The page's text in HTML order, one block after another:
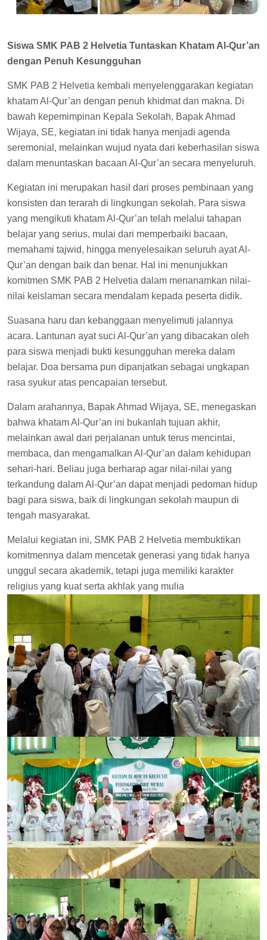
Siswa SMK PAB 2 Helvetia Tuntaskan Khatam Al-Qur’an
dengan Penuh Kesungguhan
SMK PAB 2 Helvetia kembali menyelenggarakan kegiatan
khatam Al-Qur’an dengan penuh khidmat dan makna. Di
bawah kepemimpinan Kepala Sekolah, Bapak Ahmad
Wijaya, SE, kegiatan ini tidak hanya menjadi agenda
seremonial, melainkan wujud nyata dari keberhasilan siswa
dalam menuntaskan bacaan Al-Qur’an secara menyeluruh.
Kegiatan ini merupakan hasil dari proses pembinaan yang
konsisten dan terarah di lingkungan sekolah. Para siswa
yang mengikuti khatam Al-Qur’an telah melalui tahapan
belajar yang serius, mulai dari memperbaiki bacaan,
memahami tajwid, hingga menyelesaikan seluruh ayat Al-
Qur’an dengan baik dan benar. Hal ini menunjukkan
komitmen SMK PAB 2 Helvetia dalam menanamkan nilai-
nilai keislaman secara mendalam kepada peserta didik.
Suasana haru dan kebanggaan menyelimuti jalannya
acara. Lantunan ayat suci Al-Qur’an yang dibacakan oleh
para siswa menjadi bukti kesungguhan mereka dalam
belajar. Doa bersama pun dipanjatkan sebagai ungkapan
rasa syukur atas pencapaian tersebut.
Dalam arahannya, Bapak Ahmad Wijaya, SE, menegaskan
bahwa khatam Al-Qur’an ini bukanlah tujuan akhir,
melainkan awal dari perjalanan untuk terus mencintai,
membaca, dan mengamalkan Al-Qur’an dalam kehidupan
sehari-hari. Beliau juga berharap agar nilai-nilai yang
terkandung dalam Al-Qur’an dapat menjadi pedoman hidup
bagi para siswa, baik di lingkungan sekolah maupun di
tengah masyarakat.
Melalui kegiatan ini, SMK PAB 2 Helvetia membuktikan
komitmennya dalam mencetak generasi yang tidak hanya
unggul secara akademik, tetapi juga memiliki karakter
religius yang kuat serta akhlak yang mulia